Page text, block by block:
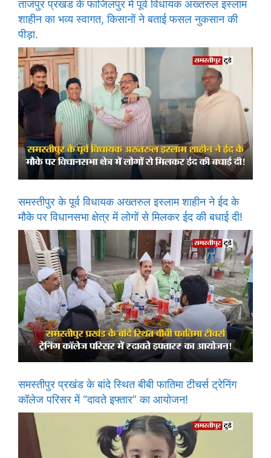
ताजपुर प्रखंड के फाजिलपुर में पूर्व विधायक अख्तरुल इस्लाम
शाहीन का भव्य स्वागत, किसानों ने बताई फसल नुकसान की
पीड़ा.
समस्तीपुर के पूर्व विधायक अख्तरुल इस्लाम शाहीन ने ईद के
मौके पर विधानसभा क्षेत्र में लोगों से मिलकर ईद की बधाई दी!
समस्तीपुर प्रखंड के बांदे स्थित बीबी फातिमा टीचर्स ट्रेनिंग
कॉलेज परिसर में “दावते इफ्तार” का आयोजन!